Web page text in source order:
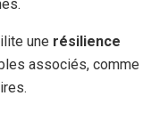
une résilience
associés, comme